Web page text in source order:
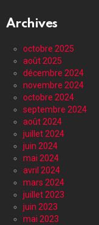
Archives
octobre 2025
août 2025
décembre 2024
novembre 2024
octobre 2024
septembre 2024
août 2024
juillet 2024
juin 2024
mai 2024
avril 2024
mars 2024
juillet 2023
juin 2023
mai 2023